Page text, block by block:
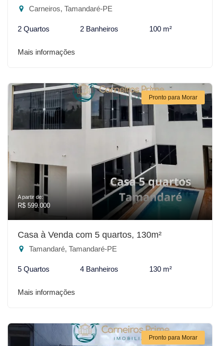
Carneiros, Tamandaré-PE
2 Quartos 2 Banheiros 100 m²
Mais informações
Pronto para Morar
A partir de:
R$ 599.000
Casa à Venda com 5 quartos, 130m²
Tamandaré, Tamandaré-PE
5 Quartos 4 Banheiros 130 m²
Mais informações
Pronto para Morar